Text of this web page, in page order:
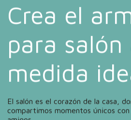
Crea el
para salón
medida
El salón es el corazón de la casa,
compartimos momentos únicos